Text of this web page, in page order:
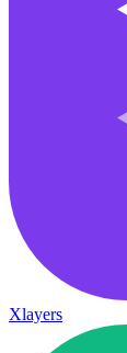
Xlayers